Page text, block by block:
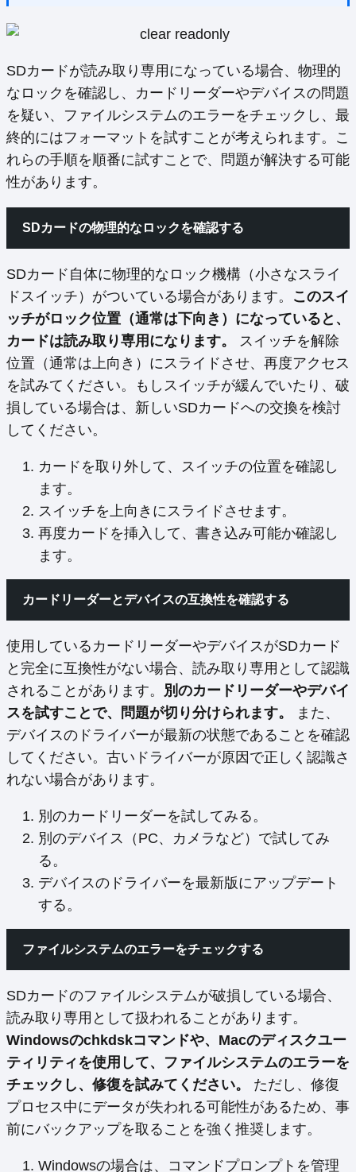
SDカードが読み取り専用になっている場合、物理的
なロックを確認し、カードリーダーやデバイスの問題
を疑い、ファイルシステムのエラーをチェックし、最
終的にはフォーマットを試すことが考えられます。こ
れらの手順を順番に試すことで、問題が解決する可能
性があります。
SDカードの物理的なロックを確認する
SDカード自体に物理的なロック機構（小さなスライ
ドスイッチ）がついている場合があります。 このスイ
ッチがロック位置（通常は下向き）になっていると、
カードは読み取り専用になります。
スイッチを解除
位置（通常は上向き）にスライドさせ、再度アクセス
を試みてください。もしスイッチが緩んでいたり、破
損している場合は、新しいSDカードへの交換を検討
してください。
カードを取り外して、スイッチの位置を確認し
ます。
スイッチを上向きにスライドさせます。
再度カードを挿入して、書き込み可能か確認し
ます。
カードリーダーとデバイスの互換性を確認する
使用しているカードリーダーやデバイスがSDカード
と完全に互換性がない場合、読み取り専用として認識
されることがあります。 別のカードリーダーやデバイ
スを試すことで、問題が切り分けられます。
また、
デバイスのドライバーが最新の状態であることを確認
してください。古いドライバーが原因で正しく認識さ
れない場合があります。
別のカードリーダーを試してみる。
別のデバイス（PC、カメラなど）で試してみ
る。
デバイスのドライバーを最新版にアップデート
する。
ファイルシステムのエラーをチェックする
SDカードのファイルシステムが破損している場合、
読み取り専用として扱われることがあります。
Windowsのchkdskコマンドや、Macのディスクユー
ティリティを使用して、ファイルシステムのエラーを
チェックし、修復を試みてください。
ただし、修復
プロセス中にデータが失われる可能性があるため、事
前にバックアップを取ることを強く推奨します。
Windowsの場合は、コマンドプロンプトを管理